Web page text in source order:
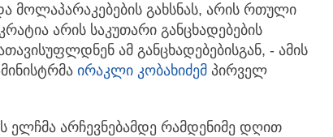
მოლაპარაკებების გახსნას, არის რთული
არის საკუთარი განცხადებების
ამ განცხადებებისგან, - ამის
ირაკლი კობახიძემ პირველ
ელჩმა არჩევნებამდე რამდენიმე დღით